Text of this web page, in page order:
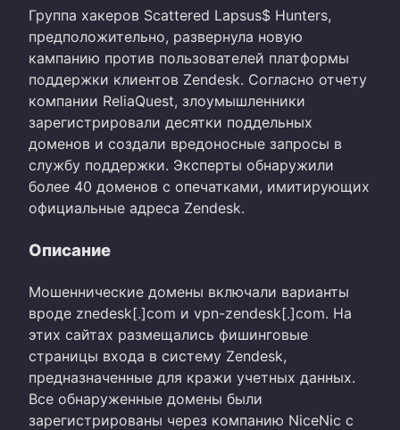
Группа хакеров Scattered Lapsus$ Hunters,
предположительно, развернула новую
кампанию против пользователей платформы
поддержки клиентов Zendesk. Согласно отчету
компании ReliaQuest, злоумышленники
зарегистрировали десятки поддельных
доменов и создали вредоносные запросы в
службу поддержки. Эксперты обнаружили
более 40 доменов с опечатками, имитирующих
официальные адреса Zendesk.
Описание
Мошеннические домены включали варианты
вроде znedesk[.]com и vpn-zendesk[.]com. На
этих сайтах размещались фишинговые
страницы входа в систему Zendesk,
предназначенные для кражи учетных данных.
Все обнаруженные домены были
зарегистрированы через компанию NiceNic с